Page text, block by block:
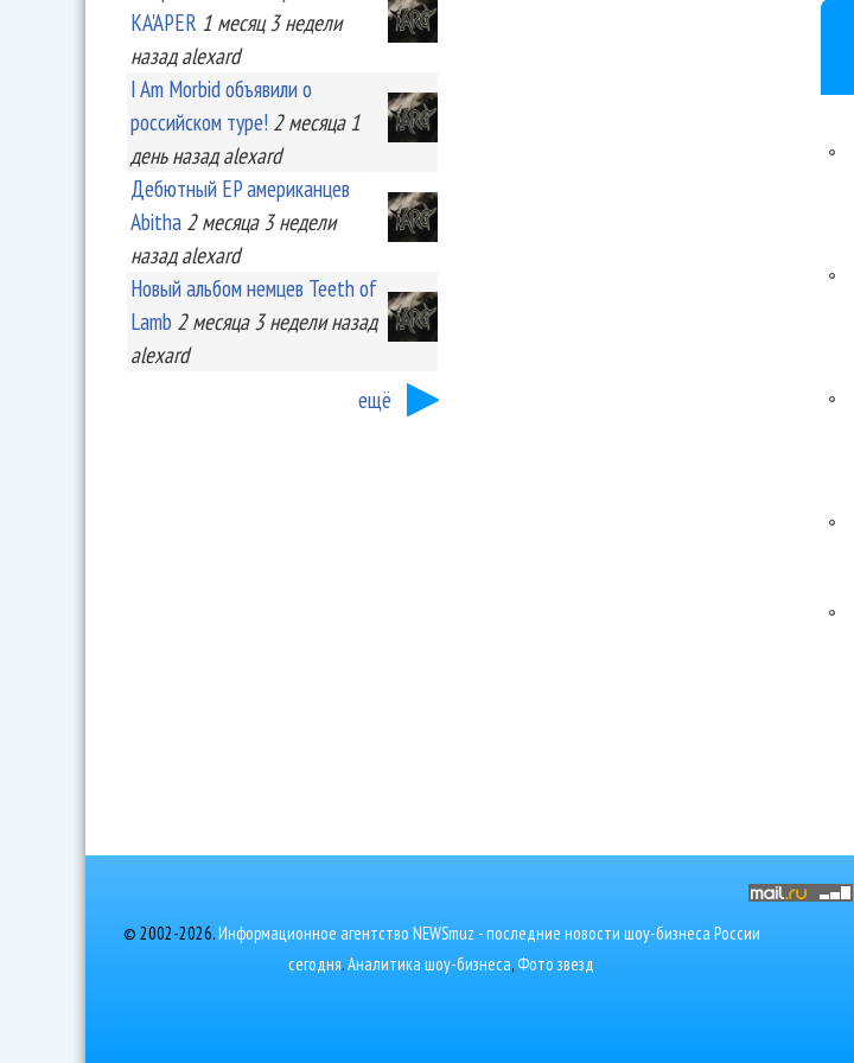
KA'APER 1 месяц 3 недели
назад alexard
I Am Morbid объявили о
российском туре! 2 месяца 1
деньназад alexard
Дебютный EP американцев
Abitha 2 месяца 3 недели
назад alexard
Новый альбом немцев Teeth of
Lamb 2 месяца 3 неделиназад
alexard
ещё
© 2002-2026.Информационное агентство NEWSmuz - последние новости шоу-бизнеса России
сегодня.Аналитика шоу-бизнеса,Фото звезд